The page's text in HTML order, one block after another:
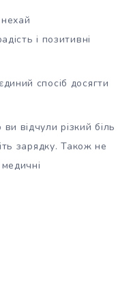
і позитивні
спосіб досягти
відчули різкий біль
зарядку. Також не